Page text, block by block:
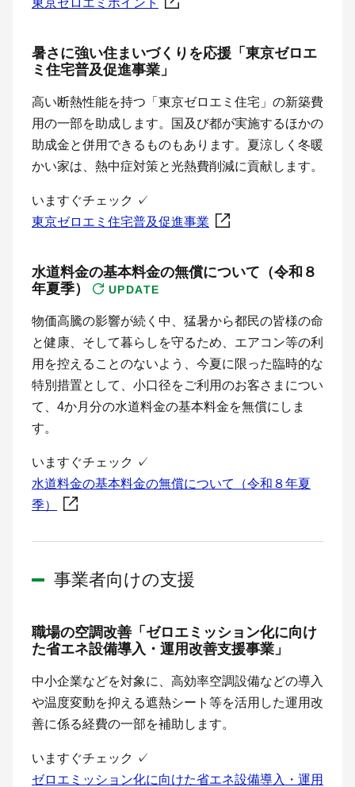
東京ゼロエミポイント
暑さに強い住まいづくりを応援「東京ゼロエ
ミ住宅普及促進事業」
高い断熱性能を持つ「東京ゼロエミ住宅」の新築費
用の一部を助成します。国及び都が実施するほかの
助成金と併用できるものもあります。夏涼しく冬暖
かい家は、熱中症対策と光熱費削減に貢献します。
いますぐチェック ✓
東京ゼロエミ住宅普及促進事業
水道料金の基本料金の無償について（令和８
年夏季）
UPDATE
物価高騰の影響が続く中、猛暑から都民の皆様の命
と健康、そして暮らしを守るため、エアコン等の利
用を控えることのないよう、今夏に限った臨時的な
特別措置として、小口径をご利用のお客さまについ
て、4か月分の水道料金の基本料金を無償にしま
す。
いますぐチェック ✓
水道料金の基本料金の無償について（令和８年夏
季）
事業者向けの支援
職場の空調改善「ゼロエミッション化に向け
た省エネ設備導入・運用改善支援事業」
中小企業などを対象に、高効率空調設備などの導入
や温度変動を抑える遮熱シート等を活用した運用改
善に係る経費の一部を補助します。
いますぐチェック ✓
ゼロエミッション化に向けた省エネ設備導入・運用